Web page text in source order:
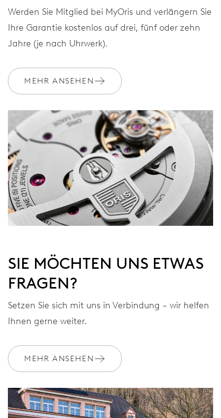
Leder
GARANTIE
Werden Sie Mitglied bei MyOris und verlängern Sie Ihre Garantie
MYORIS
Werden Sie Mitglied bei MyOris und verlängern Sie
Ihre Garantie kostenlos auf drei, fünf oder zehn
Jahre (je nach Uhrwerk).
MEHR ANSEHEN
SIE MÖCHTEN UNS ETWAS
FRAGEN?
Setzen Sie sich mit uns in Verbindung – wir helfen
Ihnen gerne weiter.
MEHR ANSEHEN